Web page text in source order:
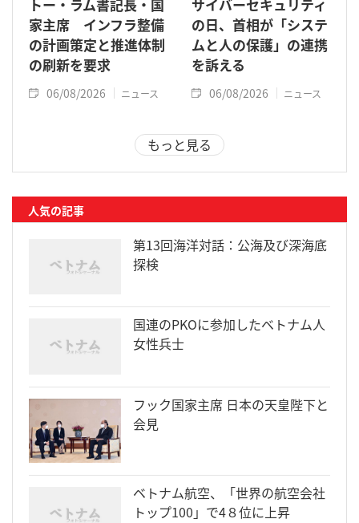
トー・ラム書記長・国
家主席 インフラ整備
の計画策定と推進体制
の刷新を要求
06/08/2026 ニュース
サイバーセキュリティ
の日、首相が「システ
ムと人の保護」の連携
を訴える
06/08/2026 ニュース
もっと見る
人気の記事
第13回海洋対話：公海及び深海底
探検
国連のPKOに参加したベトナム人
女性兵士
フック国家主席 日本の天皇陛下と
会見
ベトナム航空、「世界の航空会社
トップ100」で4８位に上昇